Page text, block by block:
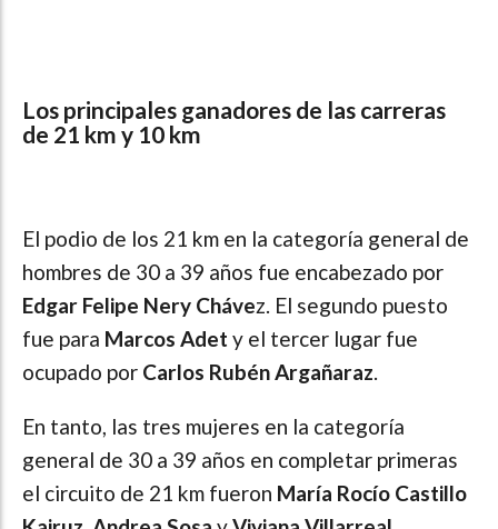
Los principales ganadores de las carreras
de 21 km y 10 km
El podio de los 21 km en la categoría general de
hombres de 30 a 39 años fue encabezado por
Edgar Felipe Nery Chávez. El segundo puesto
fue para Marcos Adet y el tercer lugar fue
ocupado por Carlos Rubén Argañaraz.
En tanto, las tres mujeres en la categoría
general de 30 a 39 años en completar primeras
el circuito de 21 km fueron María Rocío Castillo